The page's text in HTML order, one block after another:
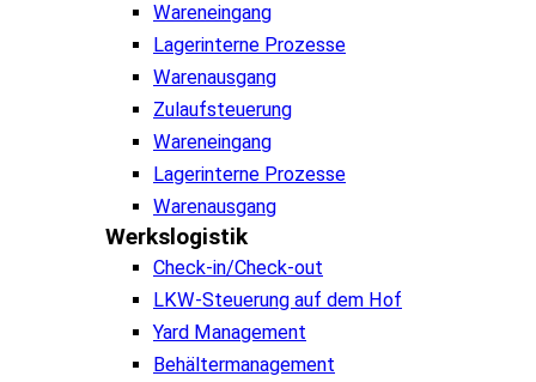
Wareneingang
Lagerinterne Prozesse
Warenausgang
Zulaufsteuerung
Wareneingang
Lagerinterne Prozesse
Warenausgang
Werkslogistik
Check-in/Check-out
LKW-Steuerung auf dem Hof
Yard Management
Behältermanagement